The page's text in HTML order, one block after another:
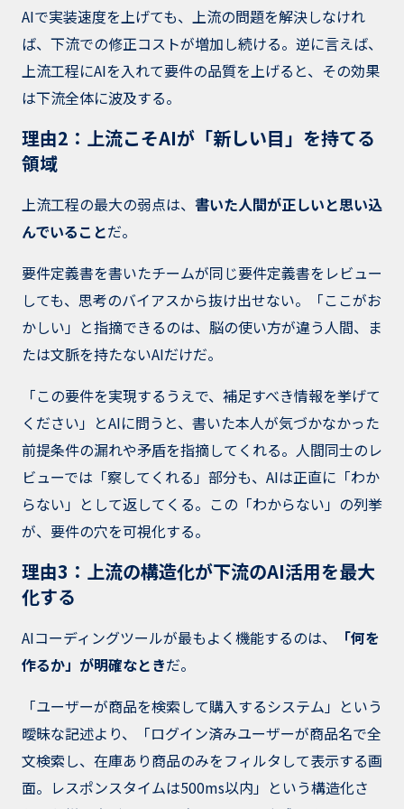
AIで実装速度を上げても、上流の問題を解決しなけれ
ば、下流での修正コストが増加し続ける。逆に言えば、
上流工程にAIを入れて要件の品質を上げると、その効果
は下流全体に波及する。
理由2：上流こそAIが「新しい目」を持てる
領域
上流工程の最大の弱点は、 書いた人間が正しいと思い込
んでいることだ。
要件定義書を書いたチームが同じ要件定義書をレビュー
しても、思考のバイアスから抜け出せない。「ここがお
かしい」と指摘できるのは、脳の使い方が違う人間、ま
たは文脈を持たないAIだけだ。
「この要件を実現するうえで、補足すべき情報を挙げて
ください」とAIに問うと、書いた本人が気づかなかった
前提条件の漏れや矛盾を指摘してくれる。人間同士のレ
ビューでは「察してくれる」部分も、AIは正直に「わか
らない」として返してくる。この「わからない」の列挙
が、要件の穴を可視化する。
理由3：上流の構造化が下流のAI活用を最大
化する
AIコーディングツールが最もよく機能するのは、
「何を
作るか」が明確なときだ。
「ユーザーが商品を検索して購入するシステム」という
曖昧な記述より、「ログイン済みユーザーが商品名で全
文検索し、在庫あり商品のみをフィルタして表示する画
面。レスポンスタイムは500ms以内」という構造化さ